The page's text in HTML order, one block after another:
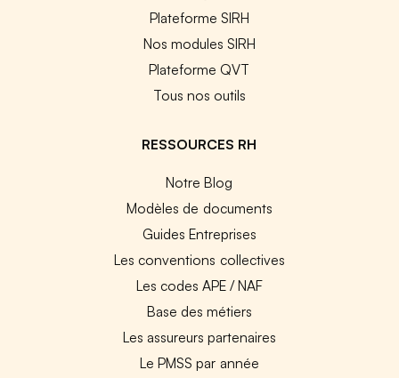
Plateforme SIRH
Nos modules SIRH
Plateforme QVT
Tous nos outils
RESSOURCES RH
Notre Blog
Modèles de documents
Guides Entreprises
Les conventions collectives
Les codes APE / NAF
Base des métiers
Les assureurs partenaires
Le PMSS par année